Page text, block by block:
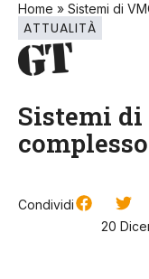
Home » Sistemi di
ATTUALITÀ
Sistemi
Condividi
20